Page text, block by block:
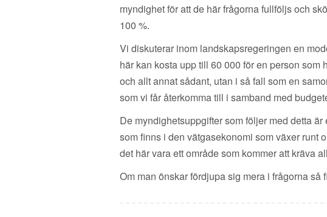
myndighet för att de här frågorna fullföljs och
100 %.
Vi diskuterar inom landskapsregeringen en
här kan kosta upp till 60 000 för en person
och allt annat sådant, utan i så fall som en
som vi får återkomma till i samband med
De myndighetsuppgifter som följer med detta
som finns i den vätgasekonomi som växer runt
det här vara ett område som kommer att kräva
Om man önskar fördjupa sig mera i frågorna